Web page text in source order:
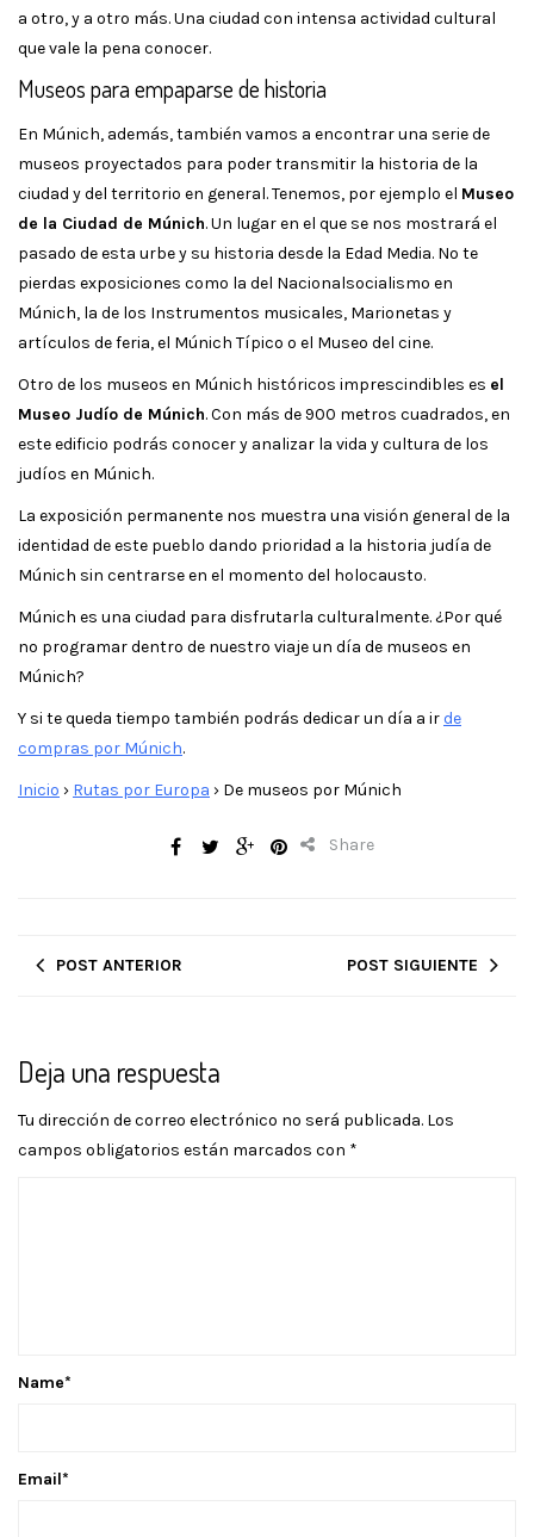
a otro, y a otro más. Una ciudad con intensa actividad cultural
que vale la pena conocer.
Museos para empaparse de historia
En Múnich, además, también vamos a encontrar una serie de
museos proyectados para poder transmitir la historia de la
ciudad y del territorio en general. Tenemos, por ejemplo el Museo
de la Ciudad de Múnich. Un lugar en el que se nos mostrará el
pasado de esta urbe y su historia desde la Edad Media. No te
pierdas exposiciones como la del Nacionalsocialismo en
Múnich, la de los Instrumentos musicales, Marionetas y
artículos de feria, el Múnich Típico o el Museo del cine.
Otro de los museos en Múnich históricos imprescindibles es el
Museo Judío de Múnich. Con más de 900 metros cuadrados, en
este edificio podrás conocer y analizar la vida y cultura de los
judíos en Múnich.
La exposición permanente nos muestra una visión general de la
identidad de este pueblo dando prioridad a la historia judía de
Múnich sin centrarse en el momento del holocausto.
Múnich es una ciudad para disfrutarla culturalmente. ¿Por qué
no programar dentro de nuestro viaje un día de museos en
Múnich?
Y si te queda tiempo también podrás dedicar un día a ir de
compras por Múnich.
Inicio › Rutas por Europa › De museos por Múnich
Share
POST ANTERIOR POST SIGUIENTE
Deja una respuesta
Tu dirección de correo electrónico no será publicada. Los
campos obligatorios están marcados con *
Name*
Email*